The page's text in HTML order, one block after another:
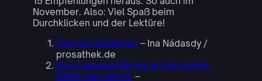
November. Also: Viel Spaß beim
Durchklicken und der Lektüre!
Falsche Gedanken – Ina Nádasdy /
prosathek.de
Eine Liebeserklärung an die dunkle
Hälfte des Jahres –